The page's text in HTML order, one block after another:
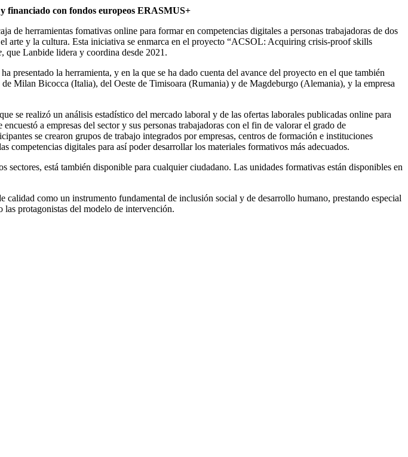
financiado con fondos europeos ERASMUS+
herramientas fomativas online para formar en competencias digitales a personas trabajadoras de dos
arte y la cultura. Esta iniciativa se enmarca en el proyecto “ACSOL: Acquiring crisis-proof skills
, que Lanbide lidera y coordina desde 2021.
la herramienta, y en la que se ha dado cuenta del avance del proyecto en el que también
Milan Bicocca (Italia), del Oeste de Timisoara (Rumania) y de Magdeburgo (Alemania), y la empresa
se realizó un análisis estadístico del mercado laboral y de las ofertas laborales publicadas online para
a empresas del sector y sus personas trabajadoras con el fin de valorar el grado de
se crearon grupos de trabajo integrados por empresas, centros de formación e instituciones
digitales para así poder desarrollar los materiales formativos más adecuados.
está también disponible para cualquier ciudadano. Las unidades formativas están disponibles en
como un instrumento fundamental de inclusión social y de desarrollo humano, prestando especial
las protagonistas del modelo de intervención.